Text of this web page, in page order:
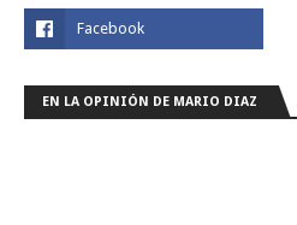
EN LA OPINIÓN DE MARIO DIAZ